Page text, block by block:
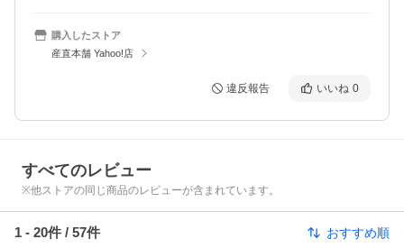
購入したストア
産直本舗 Yahoo!店
違反報告 いいね 0
すべてのレビュー
※他ストアの同じ商品のレビューが含まれています。
1 - 20件 / 57件 おすすめ順